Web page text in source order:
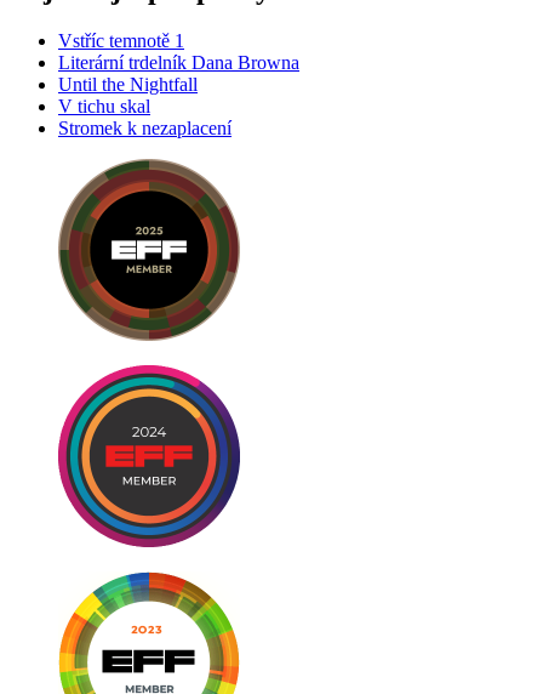
Vstříc temnotě 1
Literární trdelník Dana Browna
Until the Nightfall
V tichu skal
Stromek k nezaplacení